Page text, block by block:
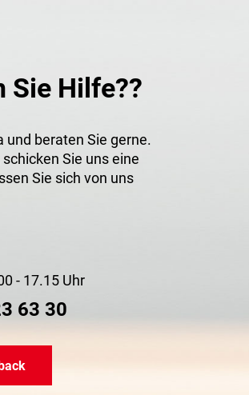
Sie Hilfe??
und beraten Sie gerne.
Sie uns eine
Sie sich von uns
- 17.15 Uhr
63 30